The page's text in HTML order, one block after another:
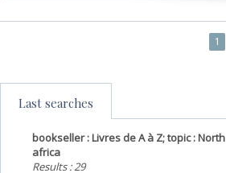
1
Last searches
bookseller : Livres de A à Z; topic : North
africa
Results : 29